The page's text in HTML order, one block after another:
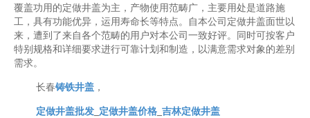
覆盖功用的定做井盖为主，产物使用范畴广，主要用处是道路施
工，具有功能优异，运用寿命长等特点。自本公司定做井盖面世以
来，遭到了来自各个范畴的用户对本公司一致好评。同时可按客户
特别规格和详细要求进行可靠计划和制造，以满意需求对象的差别
需求。
长春铸铁井盖，
定做井盖批发_ 定做井盖价格_ 吉林定做井盖